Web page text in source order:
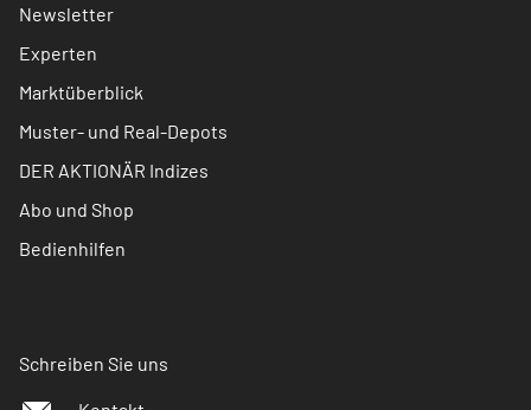
Newsletter
Experten
Marktüberblick
Muster- und Real-Depots
DER AKTIONÄR Indizes
Abo und Shop
Bedienhilfen
Schreiben Sie uns